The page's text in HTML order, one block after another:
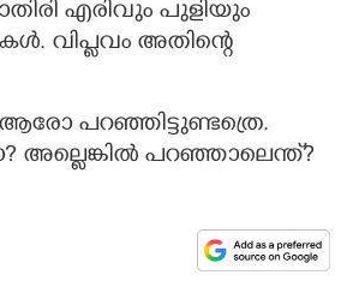
എരിവും പുളിയും
വിപ്ളവം അതിന്റെ
ആരോ പറഞ്ഞിട്ടുണ്ടത്രെ.
അല്ലെങ്കിൽ പറഞ്ഞാലെന്ത്?
Share this link